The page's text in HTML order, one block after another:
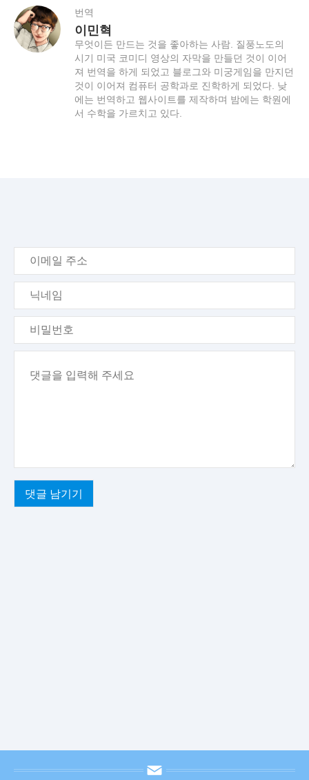
번역
이민혁
무엇이든 만드는 것을 좋아하는 사람. 질풍노도의
시기 미국 코미디 영상의 자막을 만들던 것이 이어
져 번역을 하게 되었고 블로그와 미궁게임을 만지던
것이 이어져 컴퓨터 공학과로 진학하게 되었다. 낮
에는 번역하고 웹사이트를 제작하며 밤에는 학원에
서 수학을 가르치고 있다.
메
주
네
밀
댓글 남기기